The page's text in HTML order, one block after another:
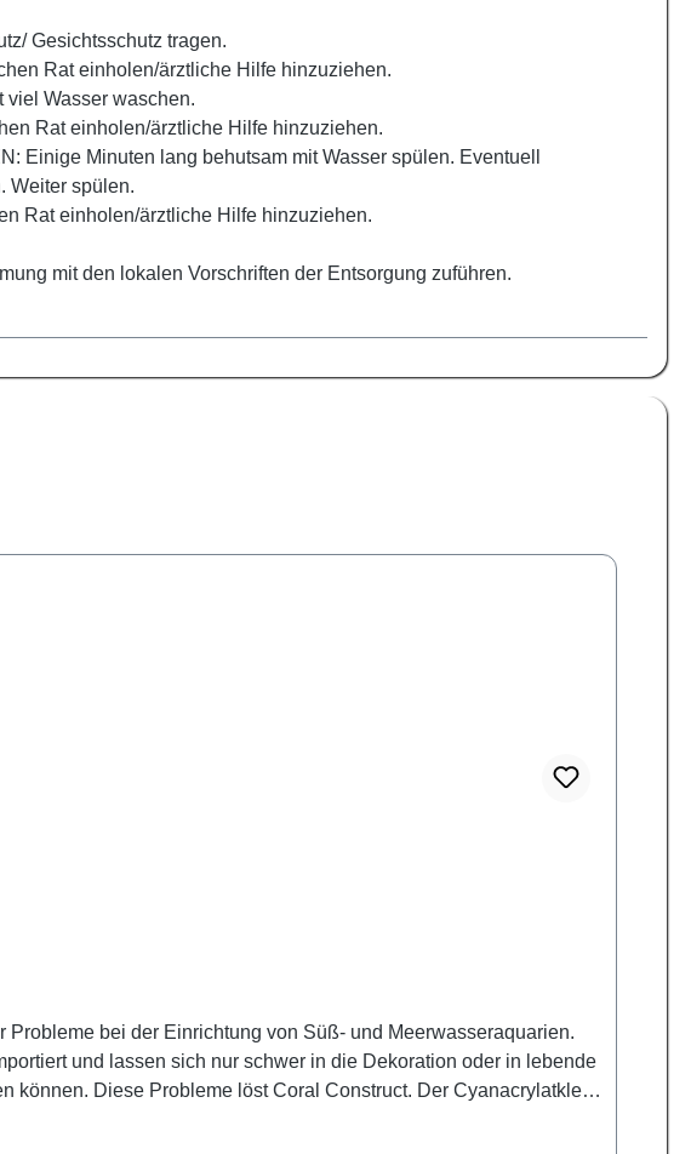
Gesichtsschutz tragen.
Rat einholen/ärztliche Hilfe hinzuziehen.
viel Wasser waschen.
Rat einholen/ärztliche Hilfe hinzuziehen.
Einige Minuten lang behutsam mit Wasser spülen. Eventuell
Weiter spülen.
Rat einholen/ärztliche Hilfe hinzuziehen.
mit den lokalen Vorschriften der Entsorgung zuführen.
bei der Einrichtung von Süß- und Meerwasseraquarien.
und lassen sich nur schwer in die Dekoration oder in lebende
Diese Probleme löst Coral Construct. Der Cyanacrylatkleber
im Freien oder in gut belüfteten Räumen verwenden.